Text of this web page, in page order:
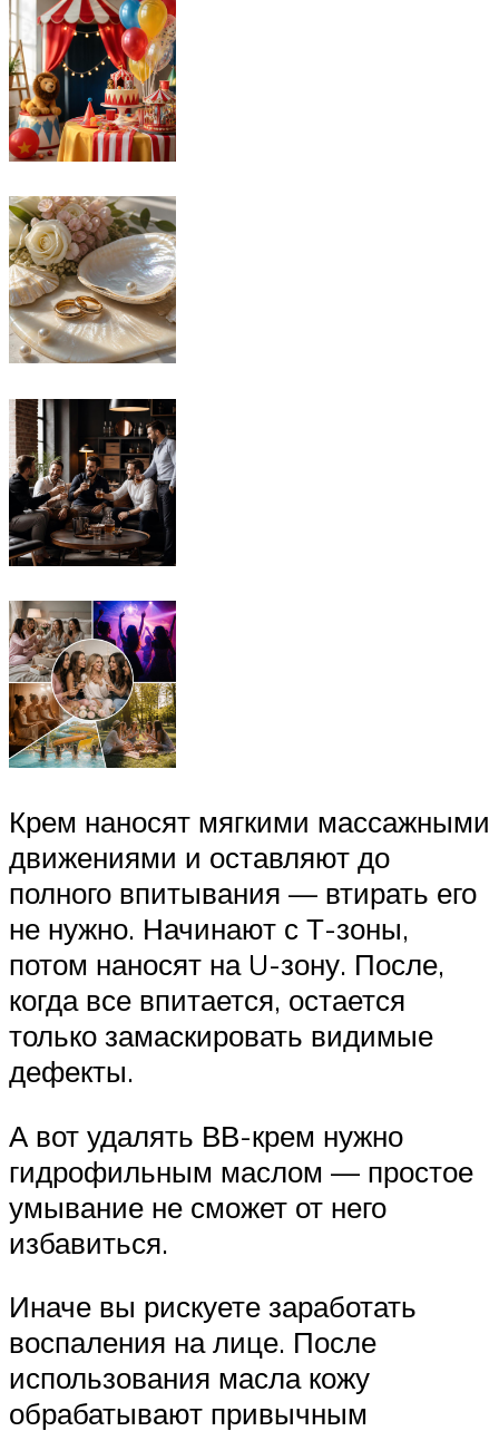
Крем наносят мягкими массажными
движениями и оставляют до
полного впитывания — втирать его
не нужно. Начинают с Т-зоны,
потом наносят на U-зону. После,
когда все впитается, остается
только замаскировать видимые
дефекты.
А вот удалять ВВ-крем нужно
гидрофильным маслом — простое
умывание не сможет от него
избавиться.
Иначе вы рискуете заработать
воспаления на лице. После
использования масла кожу
обрабатывают привычным